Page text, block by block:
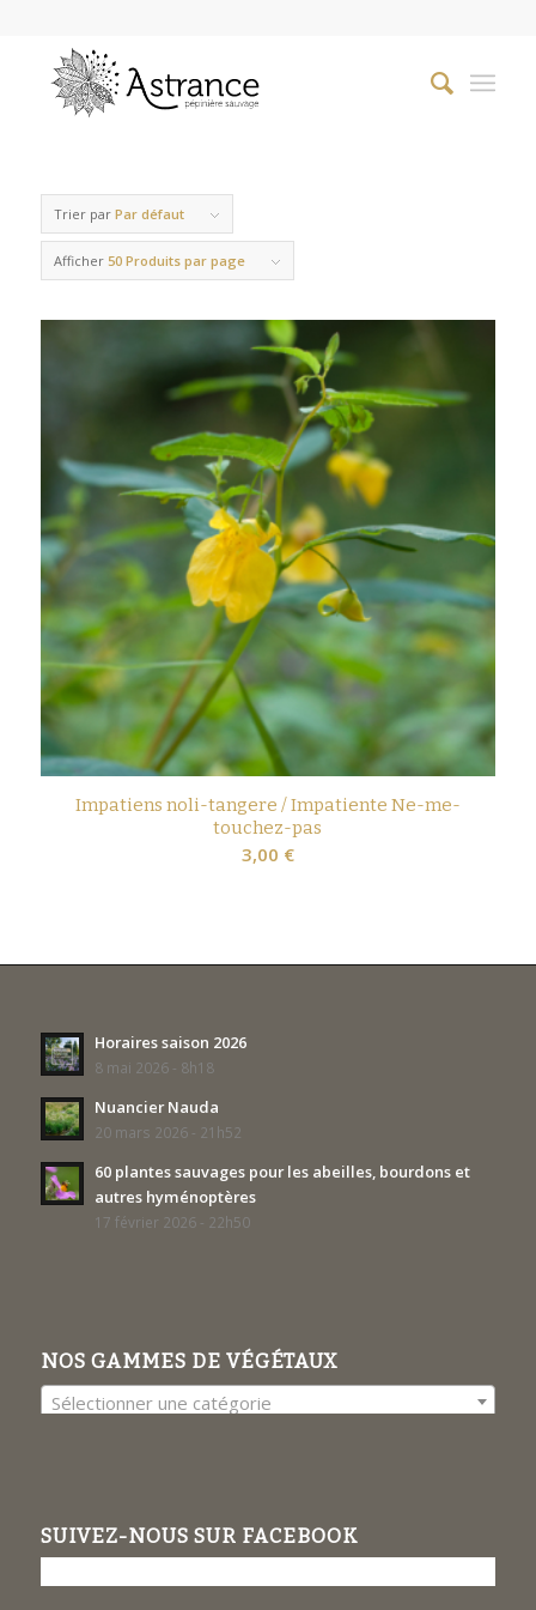
Trier par Par défaut
Afficher 50 Produits par page
Impatiens noli-tangere / Impatiente Ne-me-
touchez-pas
3,00 €
Horaires saison 2026
8 mai 2026 - 8h18
Nuancier Nauda
20 mars 2026 - 21h52
60 plantes sauvages pour les abeilles, bourdons et
autres hyménoptères
17 février 2026 - 22h50
NOS GAMMES DE VÉGÉTAUX
Sélectionner une catégorie
SUIVEZ-NOUS SUR FACEBOOK